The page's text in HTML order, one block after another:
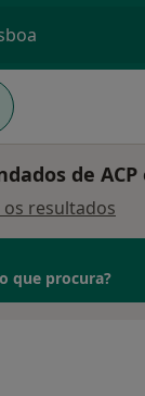
de ACP
resultados
que procura?